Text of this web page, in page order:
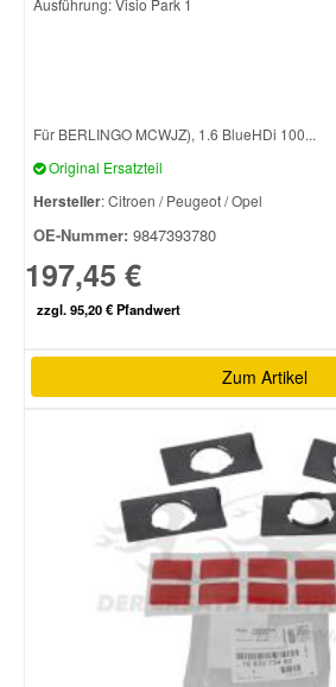
Ausführung: Visio Park 1
Für BERLINGO MCWJZ), 1.6 BlueHDi 100...
Original Ersatzteil
Hersteller: Citroen / Peugeot / Opel
OE-Nummer: 9847393780
197,45 €
zzgl. 95,20 € Pfandwert
Zum Artikel